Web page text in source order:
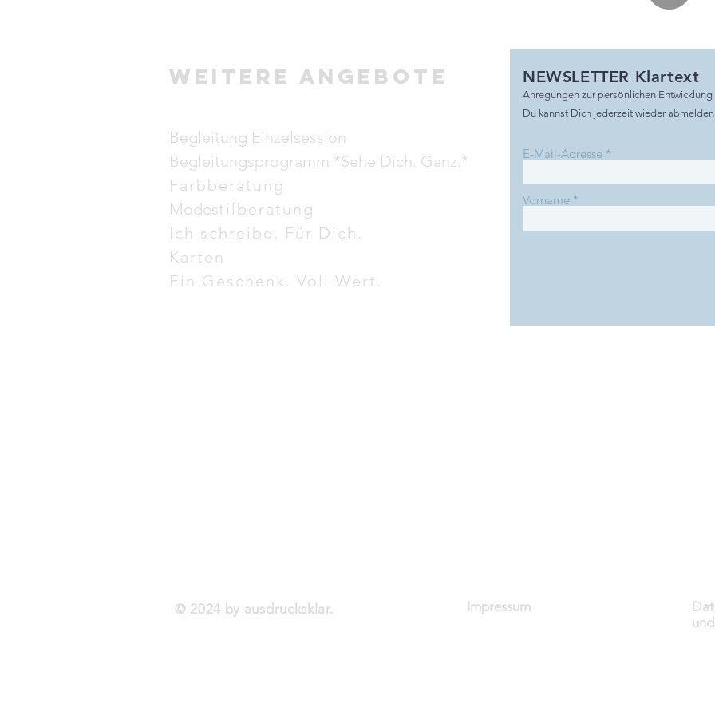
weitere Angebote
Begleitung Einzelsession
Begleitungsprogramm *Sehe Dich. Ganz.*
Farbberatung
Modestilberatung
Ich schreibe. Für Dich.
Karten
Ein Geschenk. Voll Wert.
NEWSLETTER Klartext
Anregungen zur persönlichen
Du kannst Dich jederzeit wieder
E-Mail-Adresse
Vorname
© 2024 by ausdrucksklar. Impressum